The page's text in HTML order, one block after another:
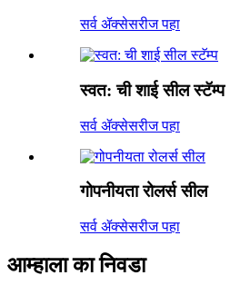
सर्व ॲक्सेसरीज पहा
स्वत: ची शाई सील स्टॅम्प
सर्व ॲक्सेसरीज पहा
गोपनीयता रोलर्स सील
सर्व ॲक्सेसरीज पहा
आम्हाला का निवडा